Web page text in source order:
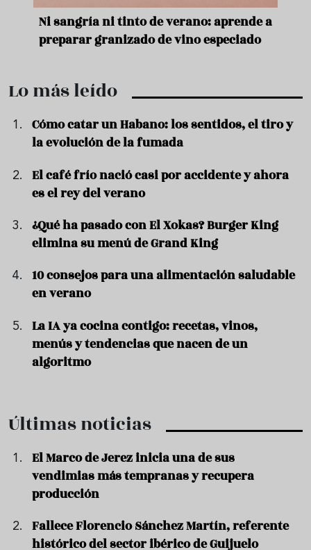
Ni sangría ni tinto de verano: aprende a
preparar granizado de vino especiado
Lo más leído
Cómo catar un Habano: los sentidos, el tiro y
la evolución de la fumada
El café frío nació casi por accidente y ahora
es el rey del verano
¿Qué ha pasado con El Xokas? Burger King
elimina su menú de Grand King
10 consejos para una alimentación saludable
en verano
La IA ya cocina contigo: recetas, vinos,
menús y tendencias que nacen de un
algoritmo
Últimas noticias
El Marco de Jerez inicia una de sus
vendimias más tempranas y recupera
producción
Fallece Florencio Sánchez Martín, referente
histórico del sector ibérico de Guijuelo